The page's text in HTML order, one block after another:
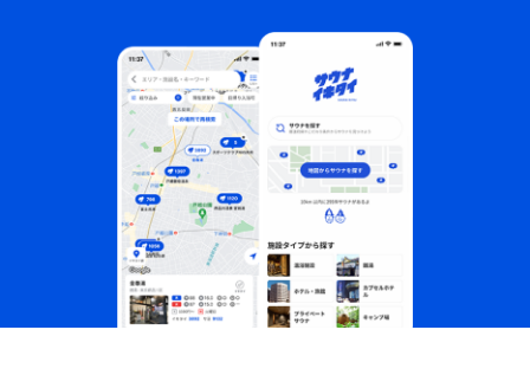
たこしゃぶ、刺身盛り合わせ、ホッケのメンチカツ、
ホッキの塩焼き、タコの唐揚げ、ツブのにぎり、銀杏